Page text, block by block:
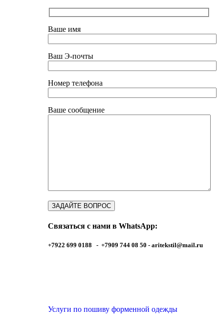
Ваше имя
Ваш Э-почты
Номер телефона
Ваше сообщение
Связаться с нами в WhatsApp:
+7922 699 0188 - +7909 744 08 50 - aritekstil@mail.ru
Услуги по пошиву форменной одежды